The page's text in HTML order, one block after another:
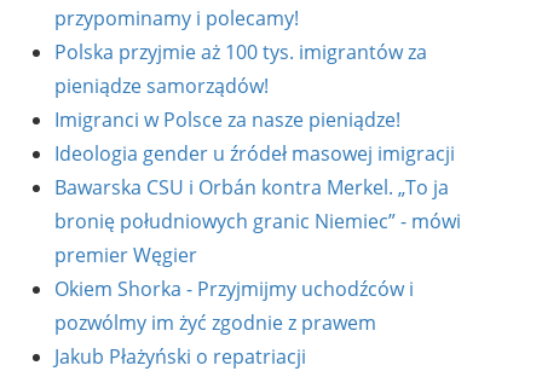
przypominamy i polecamy!
Polska przyjmie aż 100 tys. imigrantów za
pieniądze samorządów!
Imigranci w Polsce za nasze pieniądze!
Ideologia gender u źródeł masowej imigracji
Bawarska CSU i Orbán kontra Merkel. „To ja
bronię południowych granic Niemiec” - mówi
premier Węgier
Okiem Shorka - Przyjmijmy uchodźców i
pozwólmy im żyć zgodnie z prawem
Jakub Płażyński o repatriacji